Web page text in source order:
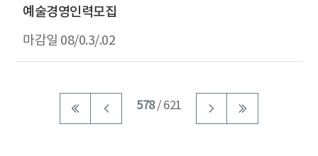
예술경영인력모집
08/0.3/.02
578/ 621